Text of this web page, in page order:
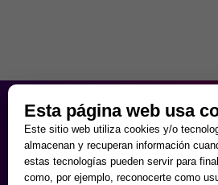
de Lunes a
9:30 - 20:00
Sábados
10:00 - 14:00 y
Domingos
Esta página web usa
Este sitio web utiliza cookies y/o
almacenan y recuperan información
estas tecnologías pueden servir para
como, por ejemplo, reconocerte como